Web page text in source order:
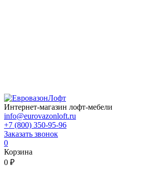
Интернет-магазин лофт-мебели
info@eurovazonloft.ru
+7 (800) 350-95-96
Заказать звонок
0
Корзина
0 ₽